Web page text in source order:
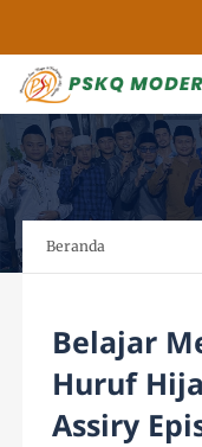
Beranda
Belajar
Huruf
Assiry